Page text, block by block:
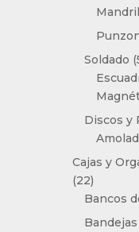
Soldado
Discos y
Cajas y
2222
Bancos